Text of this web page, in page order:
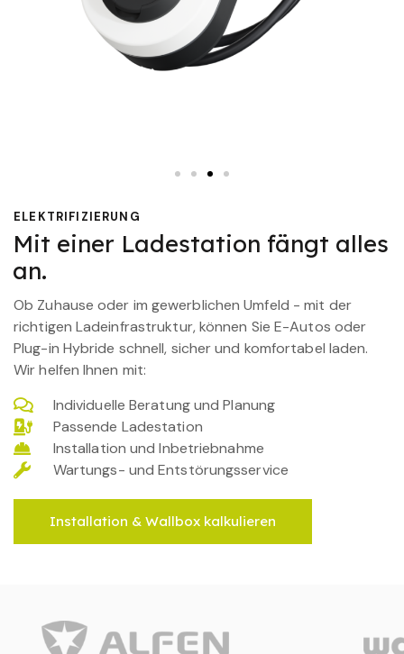
ELEKTRIFIZIERUNG
Mit einer Ladestation fängt alles
an.
Ob Zuhause oder im gewerblichen Umfeld - mit der
richtigen Ladeinfrastruktur, können Sie E-Autos oder
Plug-in Hybride schnell, sicher und komfortabel laden.
Wir helfen Ihnen mit:
Individuelle Beratung und Planung
Passende Ladestation
Installation und Inbetriebnahme
Wartungs- und Entstörungsservice
Installation & Wallbox kalkulieren